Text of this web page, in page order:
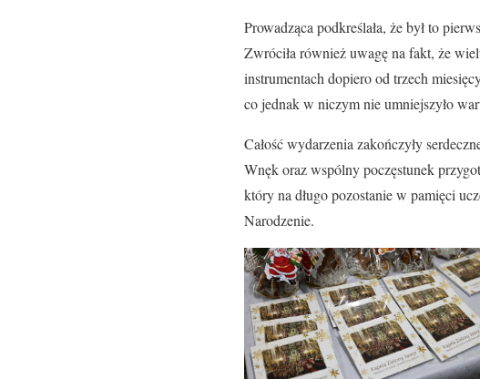
Prowadząca podkreślała, że był to
Zwróciła również uwagę na fakt, że
instrumentach dopiero od trzech
co jednak w niczym nie umniejszyło
Całość wydarzenia zakończyły
Wnęk oraz wspólny poczęstunek
który na długo pozostanie w pamięci
Narodzenie.